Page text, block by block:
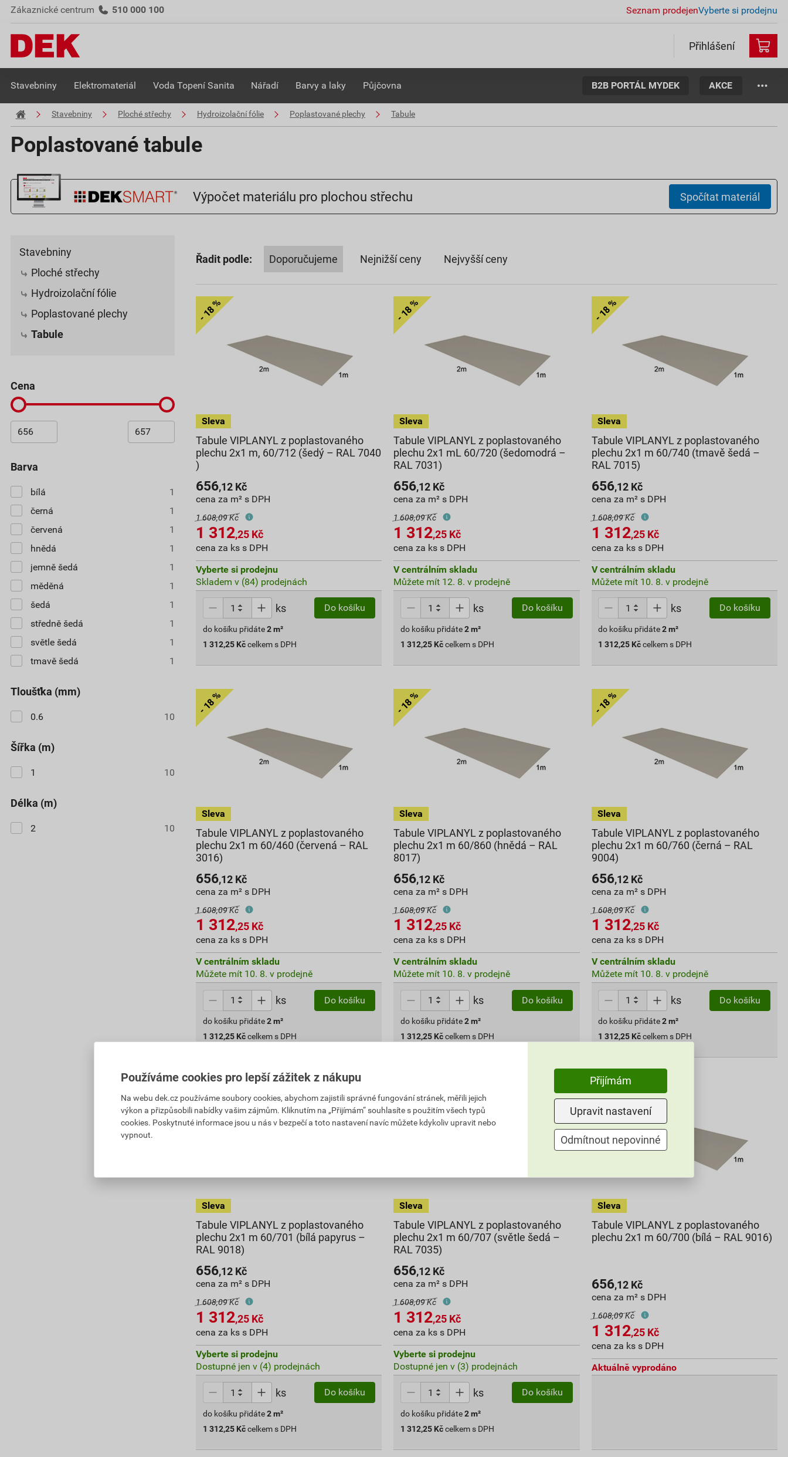
Zákaznické centrum 510 000 100 Seznam prodejenVyberte si prodejnu
Přihlášení
Stavebniny Elektromateriál Voda Topení Sanita Nářadí Barvy a laky Půjčovna B2B PORTÁL MYDEK AKCE
Stavebniny Ploché střechy Hydroizolační fólie Poplastované plechy Tabule
Poplastované tabule
Výpočet materiálu pro plochou střechu Spočítat materiál
Stavebniny
Ploché střechy
Hydroizolační fólie
Poplastované plechy
Tabule
barva
bílá
1
černá
1
červená
1
hnědá
1
jemně šedá
1
měděná
1
šedá
1
středně šedá
1
světle šedá
1
tmavě šedá
1
tloušťka (mm)
0.6 10
šířka (m)
1 10
délka (m)
2 10
cena
Řadit podle: Doporučujeme Nejnižší ceny Nejvyšší ceny
Tabule VIPLANYL z poplastovaného
plechu 2x1 m, 60/712 (šedý – RAL 7040
)
656,12 Kč
cena za m² s DPH
1 608,09 Kč
1 312,25 Kč
cena za ks s DPH
Vyberte si prodejnu
Skladem v (84) prodejnách
ks Do košíku
do košíku přidáte 2 m²
1 312,25 Kč celkem s DPH
Tabule VIPLANYL z poplastovaného
plechu 2x1 mL 60/720 (šedomodrá –
RAL 7031)
656,12 Kč
cena za m² s DPH
1 608,09 Kč
1 312,25 Kč
cena za ks s DPH
V centrálním skladu
Můžete mít 12. 8. v prodejně
ks Do košíku
do košíku přidáte2m²
1 312,25 Kčcelkem s DPH
Tabule VIPLANYL z poplastovaného
plechu 2x1 m 60/740 (tmavě šedá –
RAL 7015)
656,12Kč
cena za m² s DPH
1 608,09 Kč
1 312,25Kč
cena za ks s DPH
V centrálním skladu
Můžete mít 10. 8. v prodejně
ks Do košíku
do košíku přidáte 2 m²
1 312,25 Kč celkem s DPH
Tabule VIPLANYL z poplastovaného
plechu 2x1 m 60/460 (červená – RAL
3016)
656,12 Kč
cena za m² s DPH
1 608,09 Kč
1 312,25 Kč
cena za ks s DPH
V centrálním skladu
Můžete mít 10. 8. v prodejně
ks Do košíku
do košíku přidáte 2 m²
1 312,25 Kč celkem s DPH
Tabule VIPLANYL z poplastovaného
plechu 2x1 m 60/860 (hnědá – RAL
8017)
656,12 Kč
cena za m² s DPH
1 608,09 Kč
1 312,25 Kč
cena za ks s DPH
V centrálním skladu
Můžete mít 10. 8. v prodejně
ks Do košíku
do košíku přidáte2m²
1 312,25 Kčcelkem s DPH
Tabule VIPLANYL z poplastovaného
plechu 2x1 m 60/760 (černá – RAL
9004)
656,12Kč
cena za m² s DPH
1 608,09 Kč
1 312,25Kč
cena za ks s DPH
V centrálním skladu
Můžete mít 10. 8. v prodejně
ks Do košíku
do košíku přidáte 2 m²
1 312,25 Kč celkem s DPH
Tabule VIPLANYL z poplastovaného
plechu 2x1 m 60/701 (bílá papyrus –
RAL 9018)
656,12 Kč
cena za m² s DPH
1 608,09 Kč
1 312,25 Kč
cena za ks s DPH
Vyberte si prodejnu
Dostupné jen v (4) prodejnách
ks Do košíku
do košíku přidáte 2 m²
1 312,25 Kč celkem s DPH
Tabule VIPLANYL z poplastovaného
plechu 2x1 m 60/707 (světle šedá –
RAL 7035)
656,12 Kč
cena za m² s DPH
1 608,09 Kč
1 312,25 Kč
cena za ks s DPH
Vyberte si prodejnu
Dostupné jen v (3) prodejnách
ks Do košíku
do košíku přidáte2m²
1 312,25 Kčcelkem s DPH
Tabule VIPLANYL z poplastovaného
plechu 2x1 m 60/700 (bílá – RAL 9016)
656,12Kč
cena za m² s DPH
1 608,09 Kč
1 312,25Kč
cena za ks s DPH
Aktuálně vyprodáno
Používáme cookies pro lepší zážitek z nákupu
Na webu dek.cz používáme soubory cookies, abychom zajistili správné fungování stránek, měřili jejich
výkon a přizpůsobili nabídky vašim zájmům. Kliknutím na „Přijímám“ souhlasíte s použitím všech typů
cookies. Poskytnuté informace jsou u nás v bezpečí a toto nastavení navíc můžete kdykoliv upravit nebo
vypnout.
Přijímám
Upravit nastavení
Odmítnout nepovinné